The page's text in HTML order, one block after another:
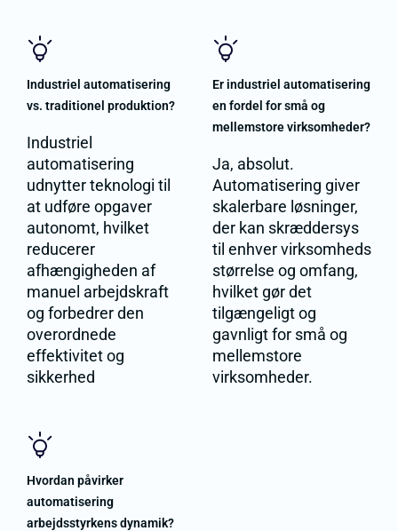
Industriel automatisering
vs. traditionel produktion?
Industriel
automatisering
udnytter teknologi til
at udføre opgaver
autonomt, hvilket
reducerer
afhængigheden af
manuel arbejdskraft
og forbedrer den
overordnede
effektivitet og
sikkerhed
Er industriel automatisering
en fordel for små og
mellemstore virksomheder?
Ja, absolut.
Automatisering giver
skalerbare løsninger,
der kan skræddersys
til enhver virksomheds
størrelse og omfang,
hvilket gør det
tilgængeligt og
gavnligt for små og
mellemstore
virksomheder.
Hvordan påvirker
automatisering
arbejdsstyrkens dynamik?